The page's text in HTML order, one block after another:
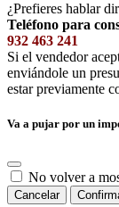
¿Prefieres hablar
Teléfono para
932 463 241
Si el vendedor
enviándole un
estar previamente
Va a pujar por un
No volver a
Cancelar